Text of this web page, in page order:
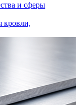
и сферы
кровли,